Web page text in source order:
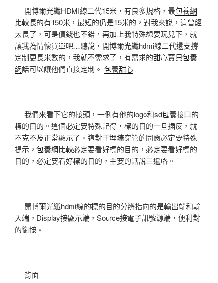
開博爾光纖HDMI線二代15米，有良多規格，最包養網
比較長的有150米，最短的仍是15米的，對我來說，這曾經
太長了，可是價錢也不錯，再加上我特殊想要玩兒下，就
讓我為情懷買單吧…聽說，開博爾光纖hdmi線二代還支撐
定制更長米數的，我就不需求了，有需求的甜心寶貝包養
網話可以讓他們直接定制。 包養甜心
我們來看下它的接頭，一側有他的logo和sd包養接口的
標的目的。這個必定要特殊記得，標的目的一旦插反，就
不克不及正常顯示了。這對于埋墻穿管的同窗必定要特殊
提示， 包養網比較必定要看好標的目的，必定要看好標的
目的，必定要看好標的目的，主要的話說三遍咯。
開博爾光纖hdmi線的標的目的分辨指向的是輸出端和輸
入端，Display接顯示端，Source接電子訊號源端，便利對
的銜接。
背面